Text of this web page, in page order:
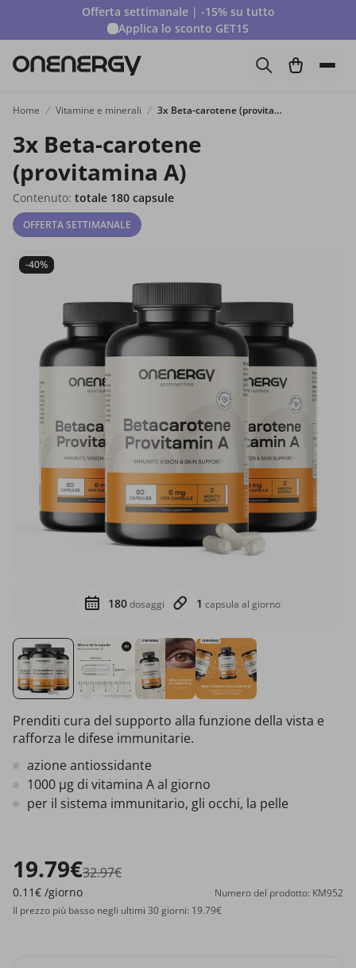
Offerta settimanale | -15% su tutto
Applica lo sconto GET15
Home Vitamine e minerali 3x Beta-carotene (provitamina A)
3x Beta-carotene
(provitamina A)
Contenuto: totale 180 capsule
OFFERTA SETTIMANALE
-40%
180dosaggi 1 capsula al giorno
Prenditi cura del supporto alla funzione della vista e
rafforza le difese immunitarie.
azione antiossidante
1000 µg di vitamina A al giorno
per il sistema immunitario, gli occhi, la pelle
19.79€32.97€
0.11€ /giorno
Numero del prodotto: KM952
Il prezzo più basso negli ultimi 30 giorni: 19.79€